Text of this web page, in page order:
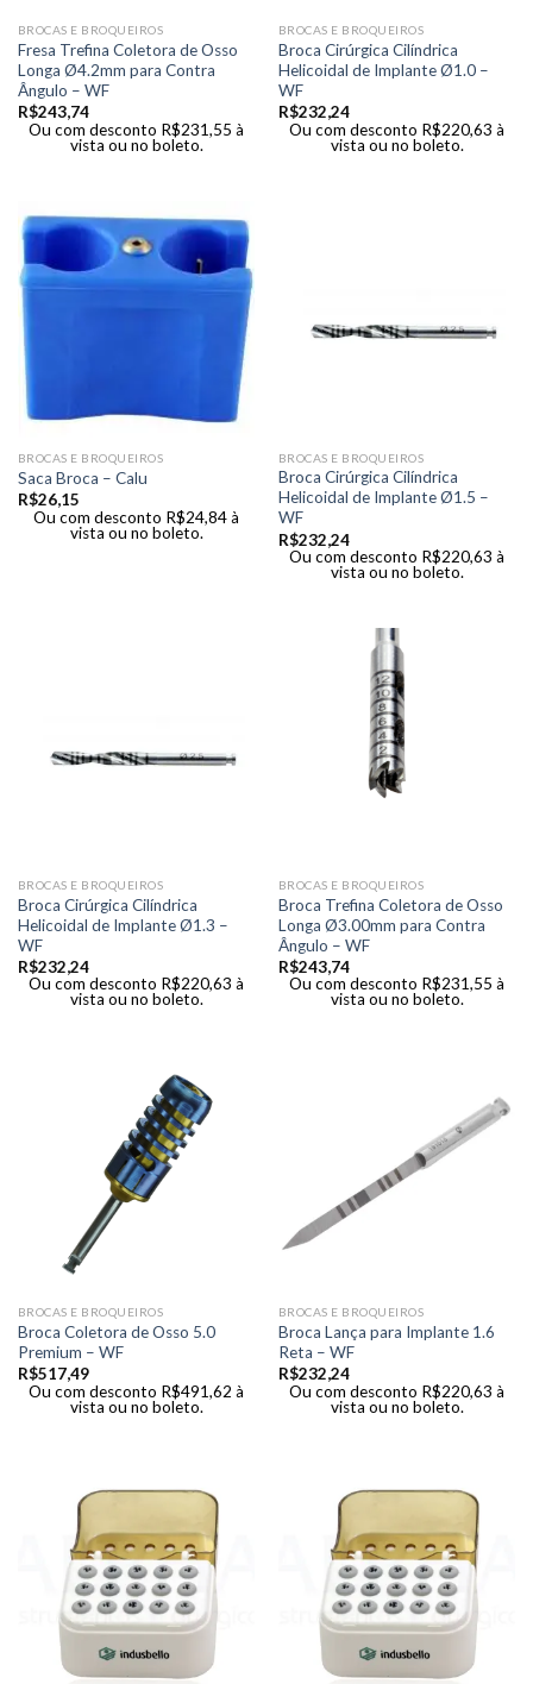
BROCAS E BROQUEIROS
Fresa Trefina Coletora de Osso
Longa Ø4.2mm para Contra
Ângulo – WF
R$243,74
Ou com desconto R$231,55 à
vista ou no boleto.
BROCAS E BROQUEIROS
Broca Cirúrgica Cilíndrica
Helicoidal de Implante Ø1.0 –
WF
R$232,24
Ou com desconto R$220,63 à
vista ou no boleto.
BROCAS E BROQUEIROS
Saca Broca – Calu
R$26,15
Ou com desconto R$24,84à
vista ou no boleto.
BROCAS E BROQUEIROS
Broca Cirúrgica Cilíndrica
Helicoidal de Implante Ø1.5 –
WF
R$232,24
Ou com desconto R$220,63 à
vista ou no boleto.
BROCAS E BROQUEIROS
Broca Cirúrgica Cilíndrica
Helicoidal de Implante Ø1.3 –
WF
R$232,24
Ou com desconto R$220,63 à
vista ou no boleto.
BROCAS E BROQUEIROS
Broca Trefina Coletora de Osso
Longa Ø3.00mm para Contra
Ângulo – WF
R$243,74
Ou com desconto R$231,55 à
vista ou no boleto.
BROCAS E BROQUEIROS
Broca Coletora de Osso 5.0
Premium – WF
R$517,49
Ou com desconto R$491,62 à
vista ou no boleto.
BROCAS E BROQUEIROS
Broca Lança para Implante 1.6
Reta – WF
R$232,24
Ou com desconto R$220,63 à
vista ou no boleto.